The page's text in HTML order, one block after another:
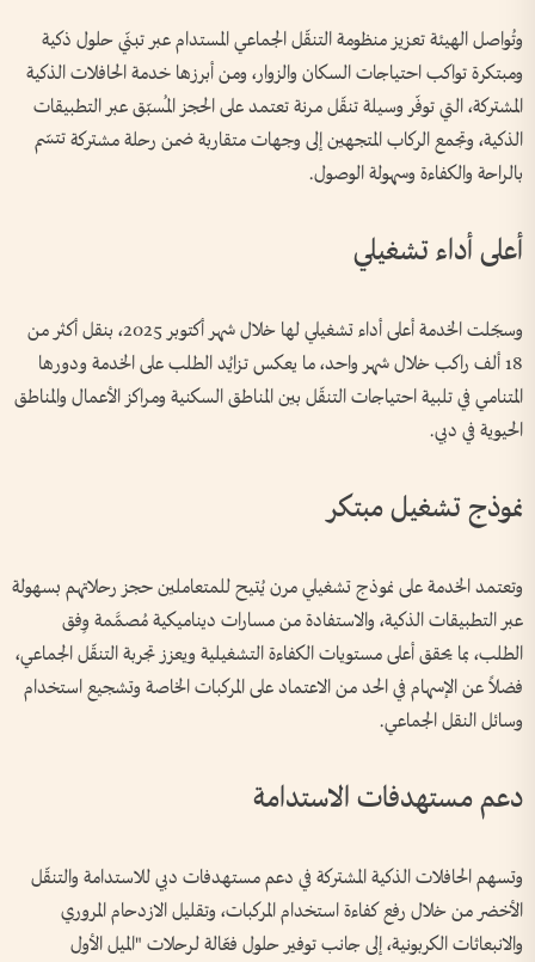
وتُواصل الهيئة تعزيز منظومة التنقّل الجماعي المستدام عبر تبنّي حلول ذكية
ومبتكرة تواكب احتياجات السكان والزوار، ومن أبرزها خدمة الحافلات الذكية
المشتركة، التي توفّر وسيلة تنقّل مرنة تعتمد على الحجز المُسبّق عبر التطبيقات
الذكية، وتجمع الركاب المتجهين إلى وجهات متقاربة ضمن رحلة مشتركة تتسّم
بالراحة والكفاءة وسهولة الوصول.
أعلى أداء تشغيلي
وسجّلت الخدمة أعلى أداء تشغيلي لها خلال شهر أكتوبر 2025، بنقل أكثر من
18 ألف راكب خلال شهر واحد، ما يعكس تزايُد الطلب على الخدمة ودورها
المتنامي في تلبية احتياجات التنقّل بين المناطق السكنية ومراكز الأعمال والمناطق
الحيوية في دبي.
نموذج تشغيل مبتكر
وتعتمد الخدمة على نموذج تشغيلي مرن يُتيح للمتعاملين حجز رحلاتهم بسهولة
عبر التطبيقات الذكية، والاستفادة من مسارات ديناميكية مُصمَّمة وِفق
الطلب، بما يحقق أعلى مستويات الكفاءة التشغيلية ويعزز تجربة التنقّل الجماعي،
فضلاً عن الإسهام في الحد من الاعتماد على المركبات الخاصة وتشجيع استخدام
وسائل النقل الجماعي.
دعم مستهدفات الاستدامة
وتسهم الحافلات الذكية المشتركة في دعم مستهدفات دبي للاستدامة والتنقّل
الأخضر من خلال رفع كفاءة استخدام المركبات، وتقليل الازدحام المروري
والانبعاثات الكربونية، إلى جانب توفير حلول فعّالة لرحلات "الميل الأول